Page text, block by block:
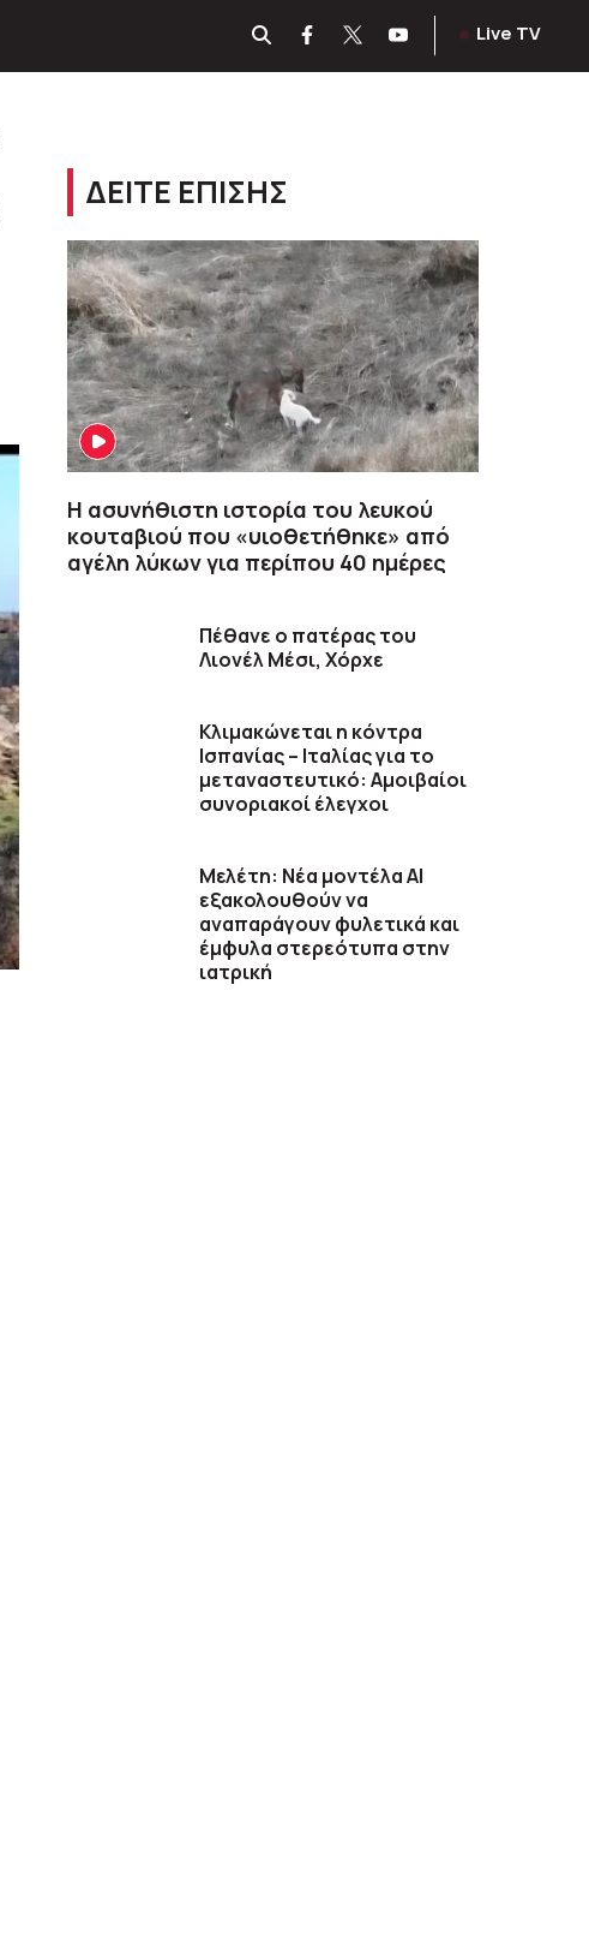
Live TV
ΔΕΙΤΕ ΕΠΙΣΗΣ
Η ασυνήθιστη ιστορία του λευκού
κουταβιού που «υιοθετήθηκε» από
αγέλη λύκων για περίπου 40 ημέρες
Πέθανε ο πατέρας του
Λιονέλ Μέσι, Χόρχε
Κλιμακώνεται η κόντρα
Ισπανίας – Ιταλίας για το
μεταναστευτικό: Αμοιβαίοι
συνοριακοί έλεγχοι
Μελέτη: Νέα μοντέλα ΑΙ
εξακολουθούν να
αναπαράγουν φυλετικά και
έμφυλα στερεότυπα στην
ιατρική